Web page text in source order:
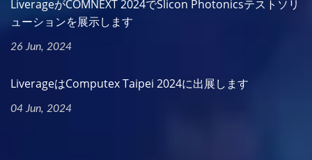
LiverageがCOMNEXT 2024でSlicon Photonicsテストソリ
ューションを展示します
26 Jun, 2024
LiverageはComputex Taipei 2024に出展します
04 Jun, 2024